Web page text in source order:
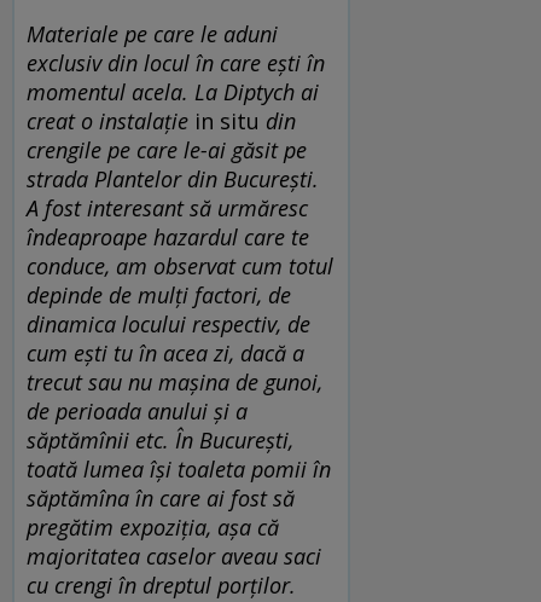
Materiale pe care le aduni
exclusiv din locul în care ești în
momentul acela. La Diptych ai
creat o instalație in situ din
crengile pe care le-ai găsit pe
strada Plantelor din București.
A fost interesant să urmăresc
îndeaproape hazardul care te
conduce, am observat cum totul
depinde de mulți factori, de
dinamica locului respectiv, de
cum ești tu în acea zi, dacă a
trecut sau nu mașina de gunoi,
de perioada anului și a
săptămînii etc. În București,
toată lumea își toaleta pomii în
săptămîna în care ai fost să
pregătim expoziția, așa că
majoritatea caselor aveau saci
cu crengi în dreptul porților.